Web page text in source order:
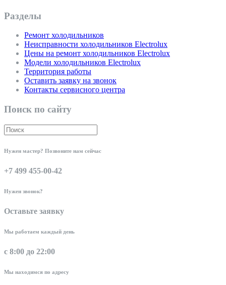
Разделы
Ремонт холодильников
Неисправности холодильников Electrolux
Цены на ремонт холодильников Electrolux
Модели холодильников Electrolux
Территория работы
Оставить заявку на звонок
Контакты сервисного центра
Поиск по сайту
Нужен мастер? Позвоните нам сейчас
+7 499 455-00-42
Нужен звонок?
Оставьте заявку
Мы работаем каждый день
с 8:00 до 22:00
Мы находимся по адресу